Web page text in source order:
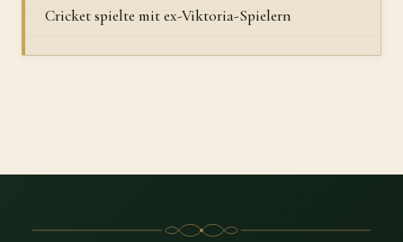
Cricket spielte mit ex-Viktoria-Spielern